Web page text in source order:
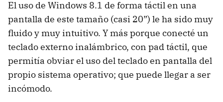
El uso de Windows 8.1 de forma táctil en una
pantalla de este tamaño (casi 20”) le ha sido muy
fluido y muy intuitivo. Y más porque conecté un
teclado externo inalámbrico, con pad táctil, que
permitía obviar el uso del teclado en pantalla del
propio sistema operativo; que puede llegar a ser
incómodo.